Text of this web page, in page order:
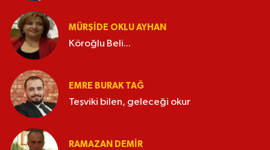
MÜRŞIDE OKLU AYHAN
Köroğlu Beli...
EMRE BURAK TAĞ
Teşviki bilen, geleceği okur
RAMAZAN DEMİR